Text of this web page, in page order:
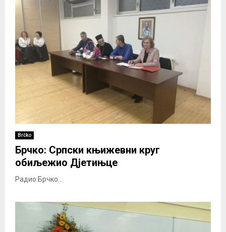
Brčko
Брчко: Српски књижевни круг
обиљежио Дјетињце
Радио Брчко...